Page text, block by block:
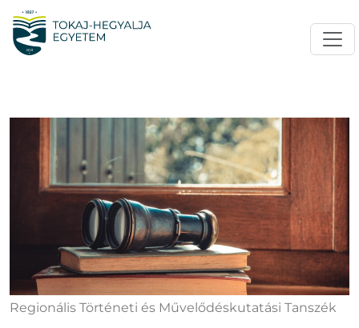
Regionális Történeti és Művelődéskutatási Tanszék